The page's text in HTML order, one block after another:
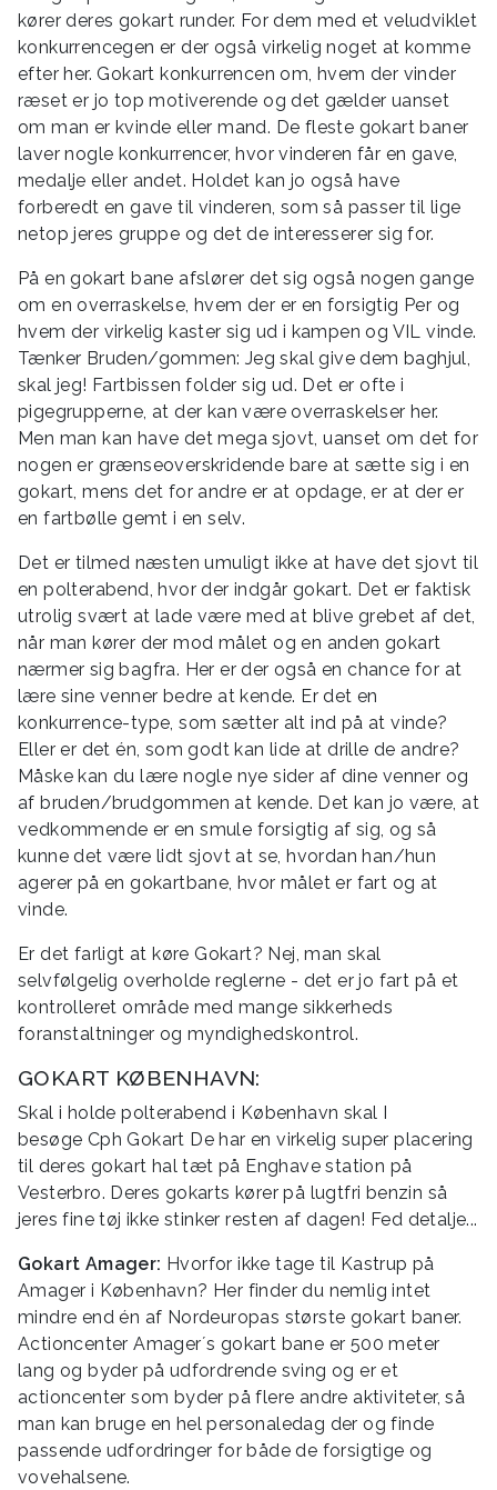
kører deres gokart runder. For dem med et veludviklet
konkurrencegen er der også virkelig noget at komme
efter her. Gokart konkurrencen om, hvem der vinder
ræset er jo top motiverende og det gælder uanset
om man er kvinde eller mand. De fleste gokart baner
laver nogle konkurrencer, hvor vinderen får en gave,
medalje eller andet. Holdet kan jo også have
forberedt en gave til vinderen, som så passer til lige
netop jeres gruppe og det de interesserer sig for.
På en gokart bane afslører det sig også nogen gange
om en overraskelse, hvem der er en forsigtig Per og
hvem der virkelig kaster sig ud i kampen og VIL vinde.
Tænker Bruden/gommen: Jeg skal give dem baghjul,
skal jeg! Fartbissen folder sig ud. Det er ofte i
pigegrupperne, at der kan være overraskelser her.
Men man kan have det mega sjovt, uanset om det for
nogen er grænseoverskridende bare at sætte sig i en
gokart, mens det for andre er at opdage, er at der er
en fartbølle gemt i en selv.
Det er tilmed næsten umuligt ikke at have det sjovt til
en polterabend, hvor der indgår gokart. Det er faktisk
utrolig svært at lade være med at blive grebet af det,
når man kører der mod målet og en anden gokart
nærmer sig bagfra. Her er der også en chance for at
lære sine venner bedre at kende. Er det en
konkurrence-type, som sætter alt ind på at vinde?
Eller er det én, som godt kan lide at drille de andre?
Måske kan du lære nogle nye sider af dine venner og
af bruden/brudgommen at kende. Det kan jo være, at
vedkommende er en smule forsigtig af sig, og så
kunne det være lidt sjovt at se, hvordan han/hun
agerer på en gokartbane, hvor målet er fart og at
vinde.
Er det farligt at køre Gokart? Nej, man skal
selvfølgelig overholde reglerne - det er jo fart på et
kontrolleret område med mange sikkerheds
foranstaltninger og myndighedskontrol.
GOKART KØBENHAVN:
Skal i holde polterabend i København skal I
besøge Cph Gokart De har en virkelig super placering
til deres gokart hal tæt på Enghave station på
Vesterbro. Deres gokarts kører på lugtfri benzin så
jeres fine tøj ikke stinker resten af dagen! Fed detalje...
Gokart Amager: Hvorfor ikke tage til Kastrup på
Amager i København? Her finder du nemlig intet
mindre end én af Nordeuropas største gokart baner.
Actioncenter Amager´s gokart bane er 500 meter
lang og byder på udfordrende sving og er et
actioncenter som byder på flere andre aktiviteter, så
man kan bruge en hel personaledag der og finde
passende udfordringer for både de forsigtige og
vovehalsene.